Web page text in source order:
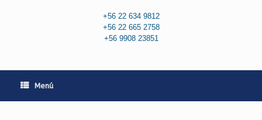
+56 22 634 9812
+56 22 665 2758
+56 9908 23851
Menú